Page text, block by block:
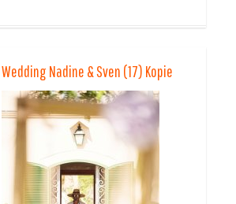
Wedding Nadine & Sven (17) Kopie